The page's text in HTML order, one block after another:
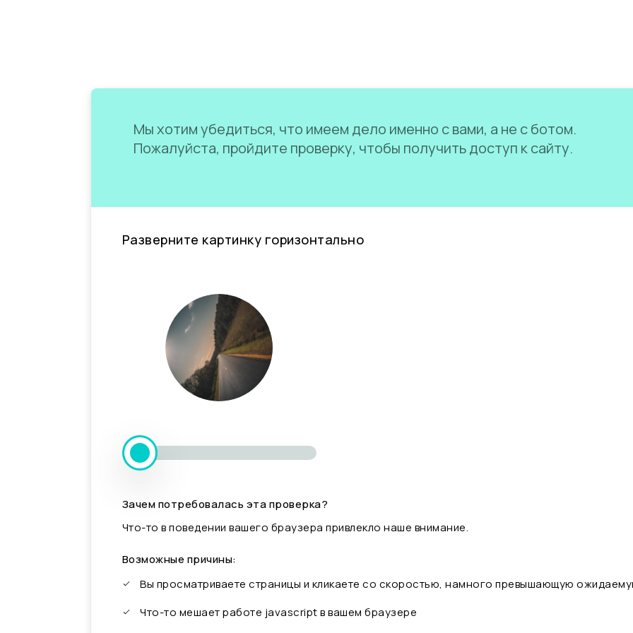
Мы хотим убедиться, что имеем дело именно с вами, а не с ботом.
Пожалуйста, пройдите проверку, чтобы получить доступ к сайту.
Разверните картинку горизонтально
Зачем потребовалась эта проверка?
Что-то в поведении вашего браузера привлекло наше внимание.
Возможные причины:
Вы просматриваете страницы и кликаете со скоростью, намного превышающую
Что-то мешает работе javascript в вашем браузере